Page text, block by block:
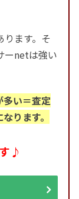
ります。そ
ーnetは強い
多い＝査定
ります。
♪